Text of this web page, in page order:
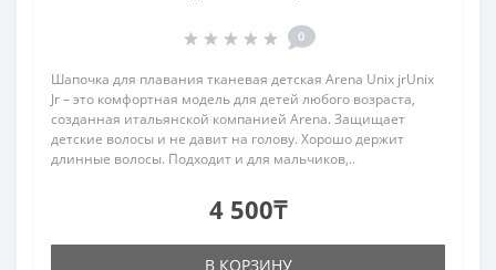
0
Шапочка для плавания тканевая детская Arena Unix jrUnix
Jr – это комфортная модель для детей любого возраста,
созданная итальянской компанией Arena. Защищает
детские волосы и не давит на голову. Хорошо держит
длинные волосы. Подходит и для мальчиков,..
4 500₸
В КОРЗИНУ